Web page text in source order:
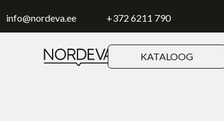
toinfo@nordeva.ee +372 6211 790
KATALOOG